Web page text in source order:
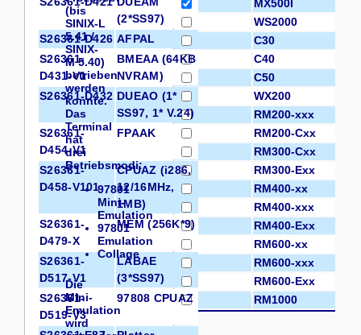
(bis
SINIX-L
5.41 /
SINIX-
M 5.40)
betrieben
werden
konnte.
Das
Terminal
hat
drei
Betriebsmodi:
97801
Mini-
Emulation
97801
Emulation
Collage
Die
Mini-
Emulation
wird
MX500I
WS2000
C30
C40
C50
WX200
RM200-xxx
RM200-Cxx
RM300-Cxx
RM300-Exx
RM400-xx
RM400-xxx
RM400-Exx
RM600-xx
RM600-xxx
RM600-Exx
RM1000
(2*SS97)
S26361-D426 AFPAL
S26361-
D431-V1
BMEAA (64KB
NVRAM)
S26361-D432 DUEAO (1*
SS97, 1* V.24)
S26361-
D454-V1
FPAAK
S26361-
D458-V101
CPUAZ (i286,
12/16MHz,
1MB)
S26361-
D479-X
MEM (256K*9)
S26361-
D517-V1
LABAE
(3*SS97)
S26361-
D519-V3
97808 CPUAZ